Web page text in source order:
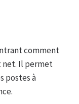
comment
net. Il permet
postes à